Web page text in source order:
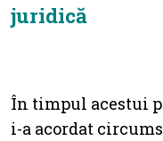
juridică
În timpul acestui
i-a acordat